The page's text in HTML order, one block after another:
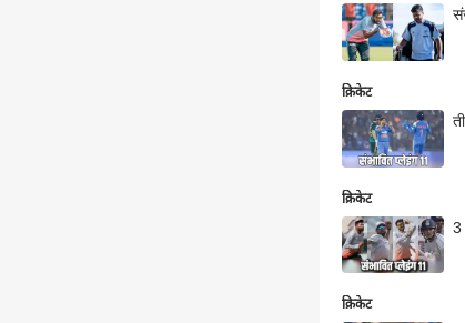
क्रिकेट
क्रिकेट
3
क्रिकेट